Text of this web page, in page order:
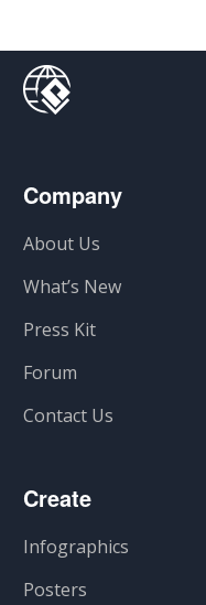
Company
About Us
What’s New
Press Kit
Forum
Contact Us
Create
Infographics
Posters